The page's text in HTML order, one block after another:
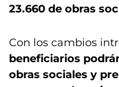
23.660 de obras
Con los cambios
beneficiarios
obras sociales y